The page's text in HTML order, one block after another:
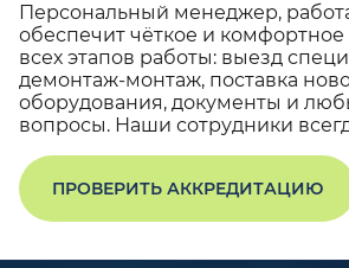
Персональный менеджер,
обеспечит чёткое и
всех этапов работы: выезд
демонтаж-монтаж, поставка
оборудования, документы и
вопросы. Наши сотрудники
ПРОВЕРИТЬ АККРЕДИТАЦИЮ